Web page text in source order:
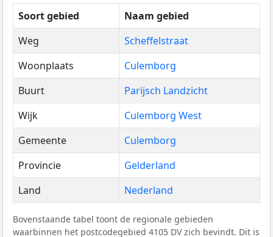
Soort gebied
Naam gebied
Weg
Scheffelstraat
Woonplaats
Culemborg
Buurt
Parijsch Landzicht
Wijk
Culemborg West
Gemeente
Culemborg
Provincie
Gelderland
Land
Nederland
Bovenstaande tabel toont de regionale gebieden
waarbinnen het postcodegebied 4105 DV zich bevindt. Dit is